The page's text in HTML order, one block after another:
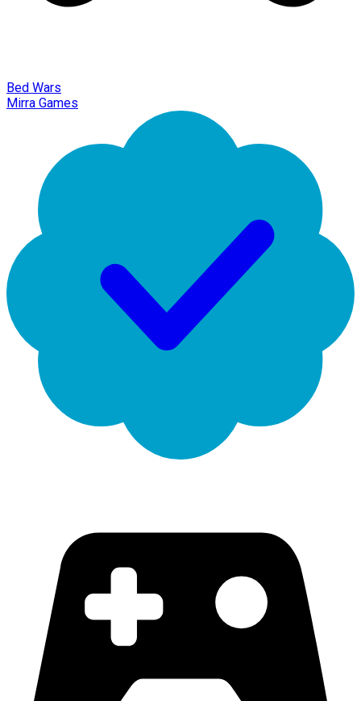
Bed Wars
Mirra Games